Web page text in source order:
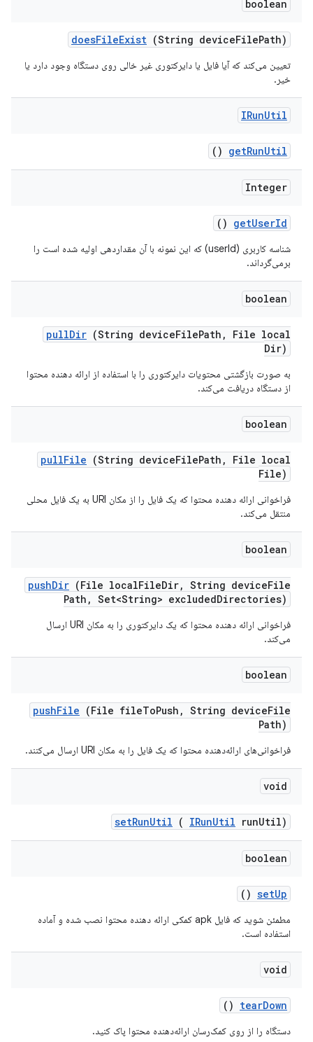
boolean
doesFileExist (String deviceFilePath)
تعیین می‌کند که آیا فایل یا دایرکتوری غیر خالی روی دستگاه وجود دارد یا
خیر.
IRunUtil
getRunUtil
()
Integer
getUserId
()
شناسه کاربری (userId) که این نمونه با آن مقداردهی اولیه شده است را
برمی‌گرداند.
boolean
pullDir (String deviceFilePath ,
File local
Dir)
به صورت بازگشتی محتویات دایرکتوری را با استفاده از ارائه دهنده محتوا
از دستگاه دریافت می‌کند.
boolean
pullFile (String deviceFilePath ,
File local
File)
فراخوانی ارائه دهنده محتوا که یک فایل را از مکان URI به یک فایل محلی
منتقل می‌کند.
boolean
pushDir (File localFileDir, String deviceFile
Path , Set<String> excludedDirectories)
فراخوانی ارائه دهنده محتوا که یک دایرکتوری را به مکان URI ارسال
می‌کند.
boolean
pushFile (File fileToPush , String deviceFile
Path)
فراخوانی‌های ارائه‌دهنده محتوا که یک فایل را به مکان URI ارسال می‌کنند.
void
setRunUtil ( IRunUtil runUtil)
boolean
setUp
()
مطمئن شوید که فایل apk کمکی ارائه دهنده محتوا نصب شده و آماده
استفاده است.
void
tearDown
()
دستگاه را از روی کمک‌رسان ارائه‌دهنده محتوا پاک کنید.